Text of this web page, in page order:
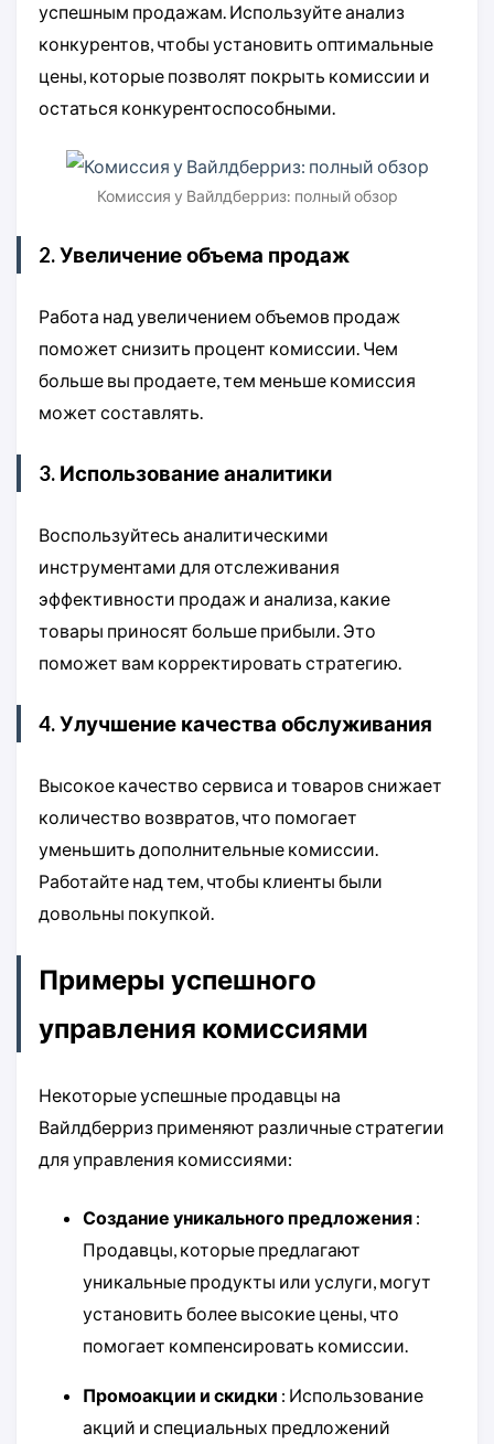
успешным продажам. Используйте анализ
конкурентов, чтобы установить оптимальные
цены, которые позволят покрыть комиссии и
остаться конкурентоспособными.
Комиссия у Вайлдберриз: полный обзор
2. Увеличение объема продаж
Работа над увеличением объемов продаж
поможет снизить процент комиссии. Чем
больше вы продаете, тем меньше комиссия
может составлять.
3. Использование аналитики
Воспользуйтесь аналитическими
инструментами для отслеживания
эффективности продаж и анализа, какие
товары приносят больше прибыли. Это
поможет вам корректировать стратегию.
4. Улучшение качества обслуживания
Высокое качество сервиса и товаров снижает
количество возвратов, что помогает
уменьшить дополнительные комиссии.
Работайте над тем, чтобы клиенты были
довольны покупкой.
Примеры успешного
управления комиссиями
Некоторые успешные продавцы на
Вайлдберриз применяют различные стратегии
для управления комиссиями:
Создание уникального предложения :
Продавцы, которые предлагают
уникальные продукты или услуги, могут
установить более высокие цены, что
помогает компенсировать комиссии.
Промоакции и скидки : Использование
акций и специальных предложений